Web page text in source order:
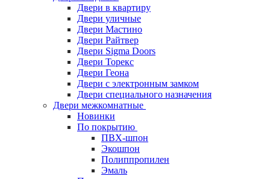
Двери в квартиру
Двери уличные
Двери Мастино
Двери Райтвер
Двери Sigma Doors
Двери Торекс
Двери Геона
Двери с электронным замком
Двери специального назначения
Двери межкомнатные
Новинки
По покрытию
ПВХ-шпон
Экошпон
Полиппропилен
Эмаль